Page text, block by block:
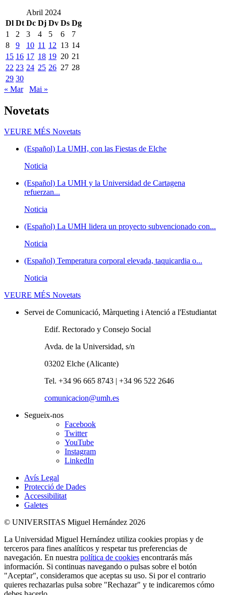
Abril 2024
Dl Dt Dc Dj Dv Ds Dg
1
2 3 4 5 6
7
8
9 10 11 12 13 14
15 16 17 18 19 20 21
22 23 24 25 26 27 28
29 30
« Mar
Mai »
Novetats
VEURE MÉS Novetats
(Español) La UMH, con las Fiestas de Elche
Noticia
(Español) La UMH y la Universidad de Cartagena
refuerzan...
Noticia
(Español) La UMH lidera un proyecto subvencionado con...
Noticia
(Español) Temperatura corporal elevada, taquicardia o...
Noticia
VEURE MÉS Novetats
Servei de Comunicació, Màrqueting i Atenció a l'Estudiantat
Edif. Rectorado y Consejo Social
Avda. de la Universidad, s/n
03202 Elche (Alicante)
Tel. +34 96 665 8743 | +34 96 522 2646
comunicacion@umh.es
Segueix-nos
Facebook
Twitter
YouTube
Instagram
LinkedIn
Avís Legal
Protecció de Dades
Accessibilitat
Galetes
© UNIVERSITAS Miguel Hernández 2026
La Universidad Miguel Hernández utiliza cookies propias y de
terceros para fines analíticos y respetar tus preferencias de
navegación. En nuestra política de cookies encontrarás más
información. Si continuas navegando o pulsas sobre el botón
"Aceptar", consideramos que aceptas su uso. Si por el contrario
quieres rechazarlas pulsa sobre "Rechazar" y te indicaremos cómo